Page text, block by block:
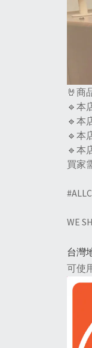
🤘商
🔹本
🔹本
🔹本
🔹本
買家
WE
台灣
可使